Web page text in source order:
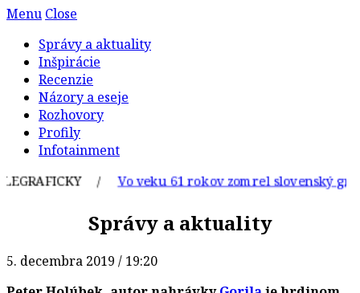
Menu Close
Správy a aktuality
Inšpirácie
Recenzie
Názory a eseje
Rozhovory
Profily
Infotainment
/
Vo veku 61 rokov zomrel slovenský grafik
Správy a aktuality
5. decembra 2019 / 19:20